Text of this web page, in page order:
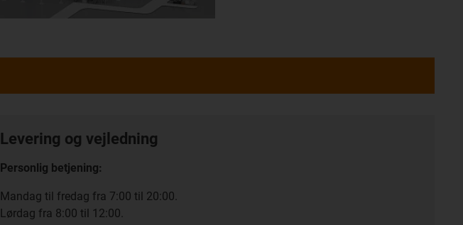
Levering og vejledning
Personlig betjening:
Mandag til fredag fra 7:00 til 20:00.
Lørdag fra 8:00 til 12:00.